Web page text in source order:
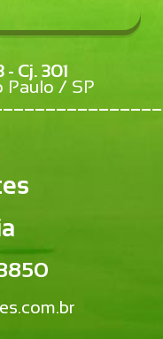
- Cj. 301
Paulo / SP